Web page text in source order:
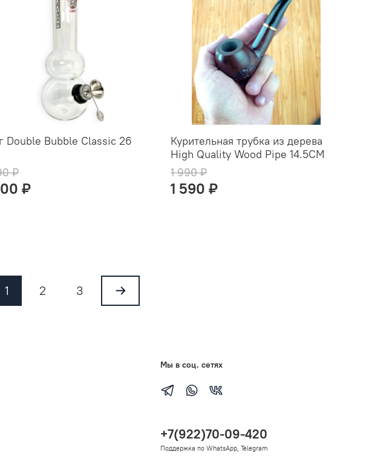
Double Bubble Classic 26
₽
₽
Курительная трубка из дерева
High Quality Wood Pipe 14.5СМ
1 990 ₽
1 590 ₽
1 2 3
Мы в соц. сетях
+7(922)70-09-420
Поддержка по WhatsApp, Telegram